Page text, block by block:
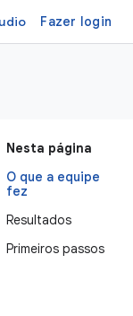
Fazer login
Nesta página
O que a equipe
fez
Resultados
Primeiros passos